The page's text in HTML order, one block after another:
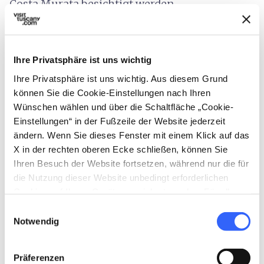
Ihre Privatsphäre ist uns wichtig
Ihre Privatsphäre ist uns wichtig. Aus diesem Grund
können Sie die Cookie-Einstellungen nach Ihren
Wünschen wählen und über die Schaltfläche „Cookie-
Einstellungen“ in der Fußzeile der Website jederzeit
ändern. Wenn Sie dieses Fenster mit einem Klick auf das
X in der rechten oberen Ecke schließen, können Sie
Ihren Besuch der Website fortsetzen, während nur die für
die Nutzung dieser Website unbedingt erforderlichen
Zustimmung.
Notwendig
Präferenzen
Costa Murata besichtigt werden.
eine der größten und bekanntesten
Art gilt: Ihre Gräberfelder erstrecken sich
sowohl an den östlichen als auch an den
westlichen Hängen der Hügel bis in die
darunter liegende Ebene, in einer an
Olivenhainen und mediterraner Macchia
reichen Landschaft. Entlang der
Via dei
Belvedere, das
, das als
dasGrabmal Diavolino II
, das man über